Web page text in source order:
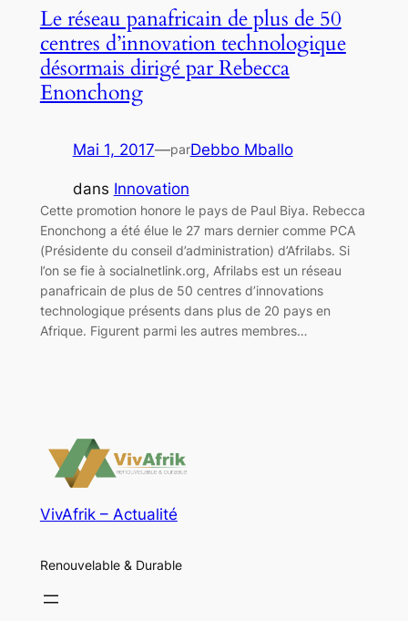
Le réseau panafricain de plus de 50
centres d’innovation technologique
désormais dirigé par Rebecca
Enonchong
Mai 1, 2017—parDebbo Mballo
dans Innovation
Cette promotion honore le pays de Paul Biya. Rebecca
Enonchong a été élue le 27 mars dernier comme PCA
(Présidente du conseil d’administration) d’Afrilabs. Si
l’on se fie à socialnetlink.org, Afrilabs est un réseau
panafricain de plus de 50 centres d’innovations
technologique présents dans plus de 20 pays en
Afrique. Figurent parmi les autres membres…
VivAfrik – Actualité
Renouvelable & Durable